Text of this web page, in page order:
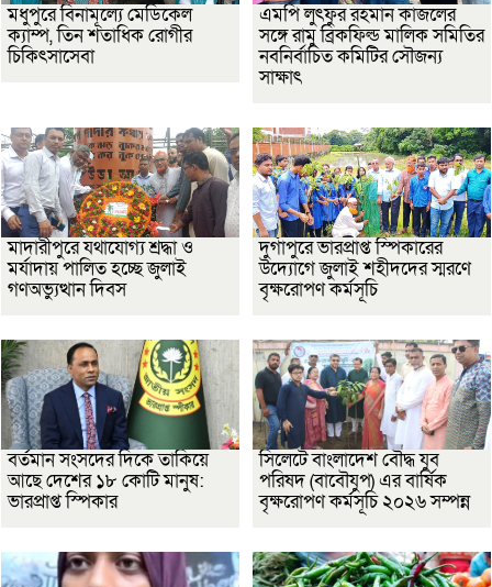
মধুপুরে বিনামূল্যে মেডিকেল
ক্যাম্প, তিন শতাধিক রোগীর
চিকিৎসাসেবা
এমপি লুৎফুর রহমান কাজলের
সঙ্গে রামু ব্রিকফিল্ড মালিক সমিতির
নবনির্বাচিত কমিটির সৌজন্য
সাক্ষাৎ
মাদারীপুরে যথাযোগ্য শ্রদ্ধা ও
মর্যাদায় পালিত হচ্ছে জুলাই
গণঅভ্যুত্থান দিবস
দুর্গাপুরে ভারপ্রাপ্ত স্পিকারের
উদ্যোগে জুলাই শহীদদের স্মরণে
বৃক্ষরোপণ কর্মসূচি
বর্তমান সংসদের দিকে তাকিয়ে
আছে দেশের ১৮ কোটি মানুষ:
ভারপ্রাপ্ত স্পিকার
সিলেটে বাংলাদেশ বৌদ্ধ যুব
পরিষদ (বাবৌযুপ) এর বার্ষিক
বৃক্ষরোপণ কর্মসূচি ২০২৬ সম্পন্ন